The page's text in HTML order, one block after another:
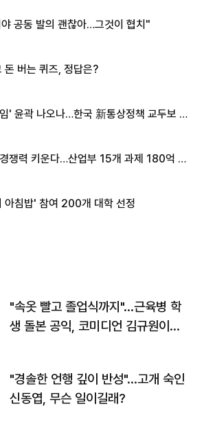
공동 발의 괜찮아…그것이 협치"
돈 버는 퀴즈, 정답은?
' 윤곽 나오나…한국 新통상정책 교두보 활
쟁력 키운다…산업부 15개 과제 180억 지
아침밥' 참여 200개 대학 선정
"속옷 빨고 졸업식까지"…근육병 학
생 돌본 공익, 코미디언 김규원이었
"경솔한 언행 깊이 반성"…고개 숙인
신동엽, 무슨 일이길래?